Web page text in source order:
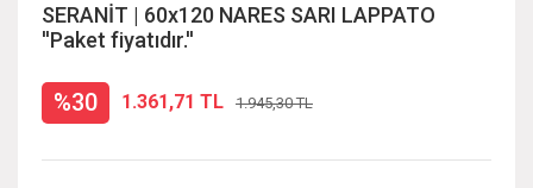
SERANİT | 60x120 NARES SARI LAPPATO
''Paket fiyatıdır.''
%30 1.361,71 TL 1.945,30 TL